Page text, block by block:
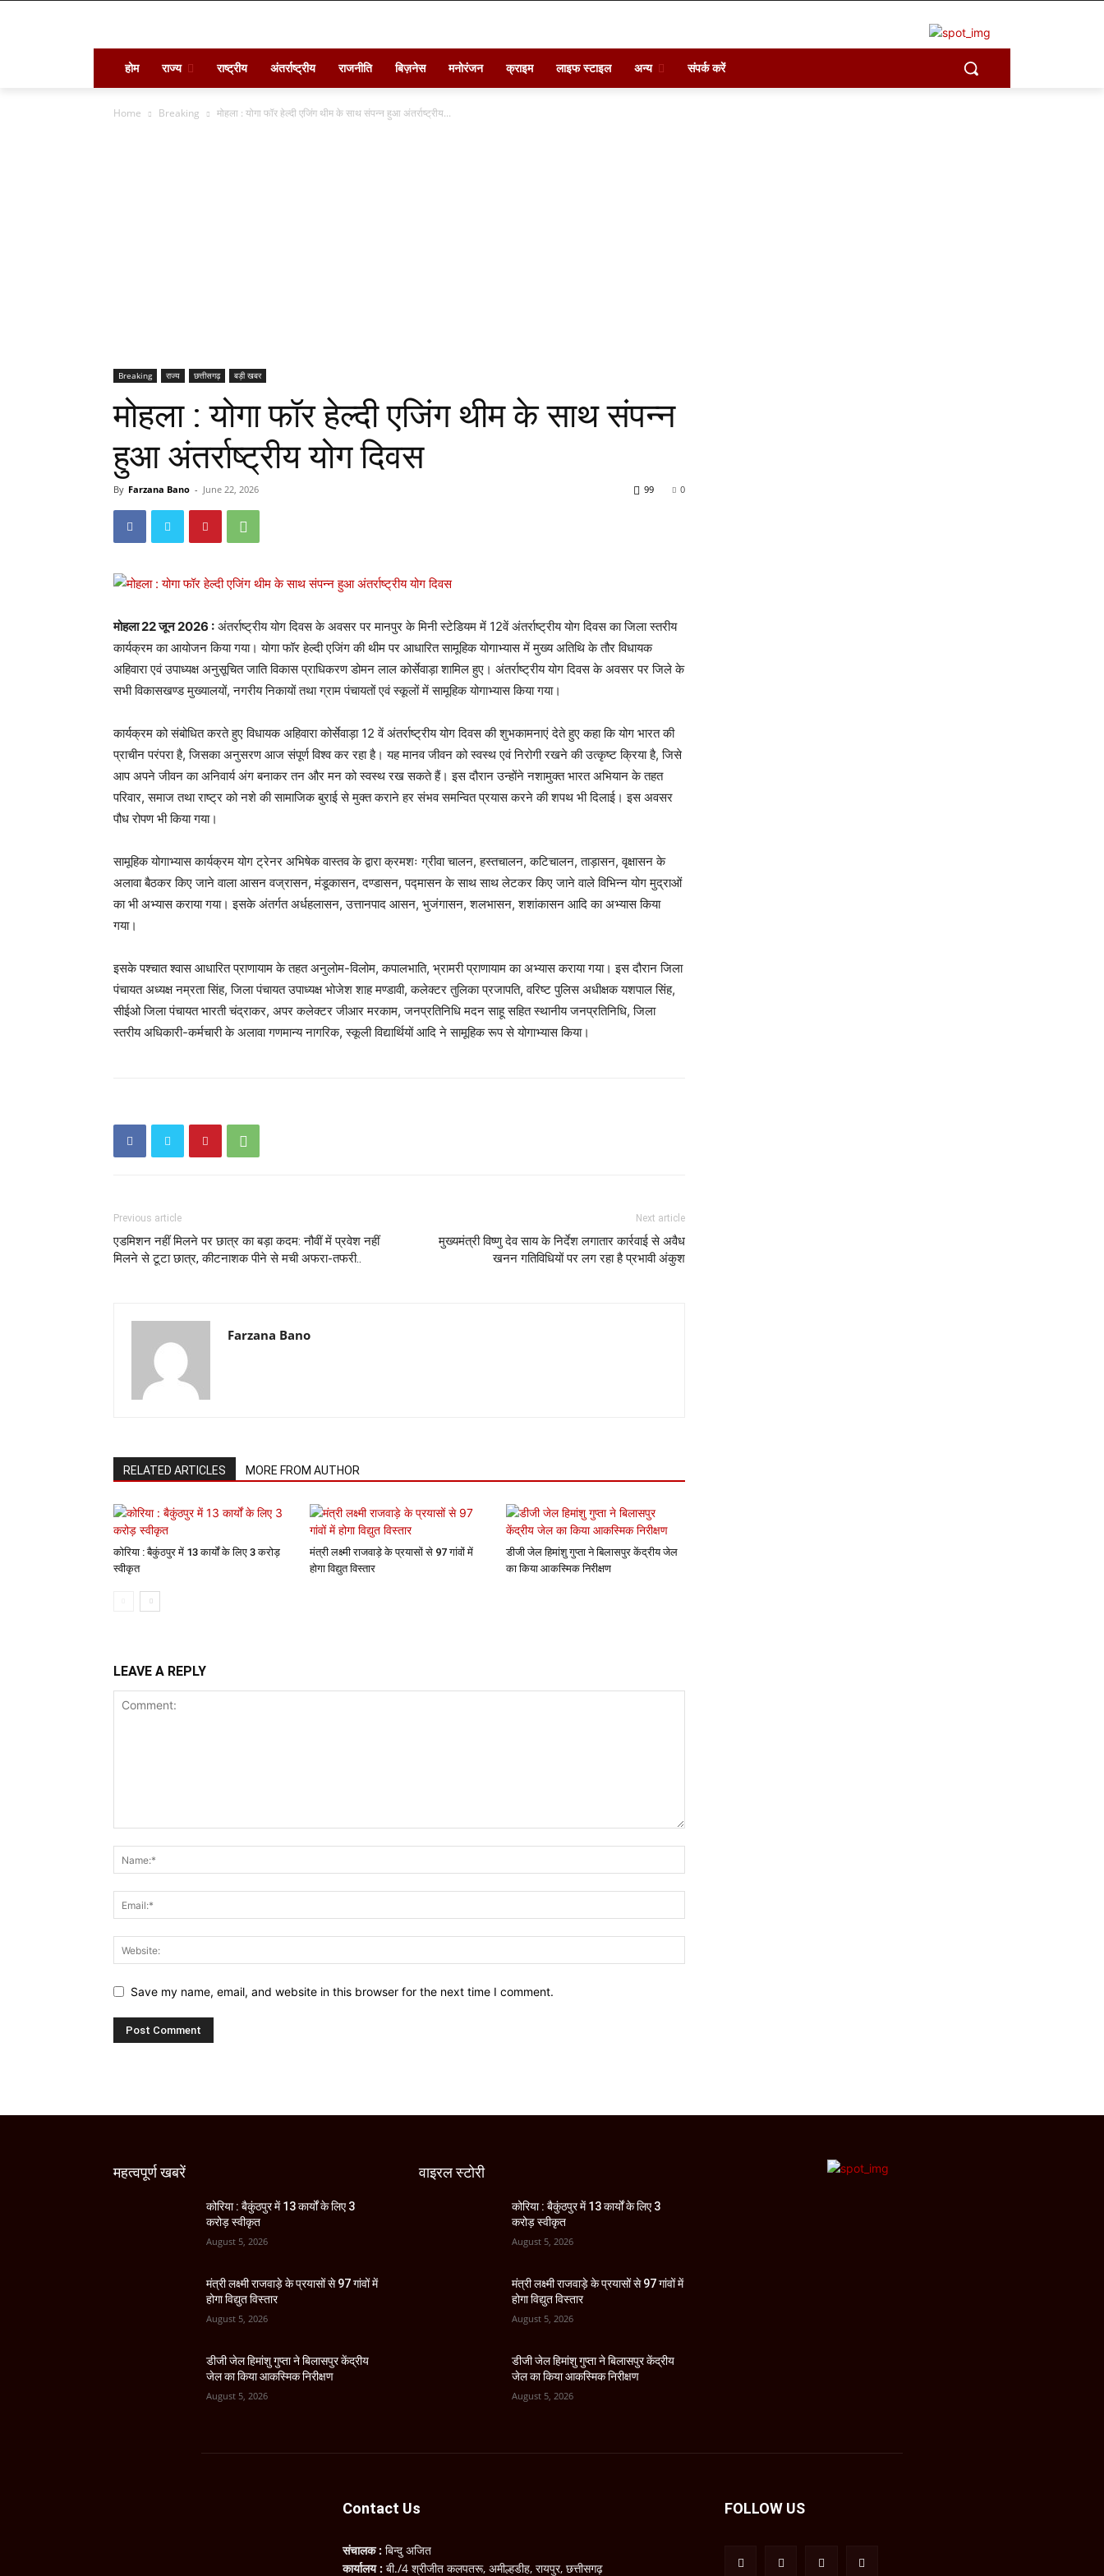
होम राज्य राष्ट्रीय अंतर्राष्ट्रीय राजनीति बिज़नेस मनोरंजन क्राइम लाइफ स्टाइल अन्य संपर्क करें
Home Breaking मोहला : योगा फॉर हेल्दी एजिंग थीम के साथ संपन्न हुआ अंतर्राष्ट्रीय...
Breaking राज्य छत्तीसगढ़ बड़ी खबर
मोहला : योगा फॉर हेल्दी एजिंग थीम के साथ संपन्न
हुआ अंतर्राष्ट्रीय योग दिवस
By Farzana Bano - June 22, 2026 0
99
मोहला 22 जून 2026 : अंतर्राष्ट्रीय योग दिवस के अवसर पर मानपुर के मिनी स्टेडियम में 12वें अंतर्राष्ट्रीय योग दिवस का जिला स्तरीय
कार्यक्रम का आयोजन किया गया। योगा फॉर हेल्दी एजिंग की थीम पर आधारित सामूहिक योगाभ्यास में मुख्य अतिथि के तौर विधायक
अहिवारा एवं उपाध्यक्ष अनुसूचित जाति विकास प्राधिकरण डोमन लाल कोर्सेवाड़ा शामिल हुए। अंतर्राष्ट्रीय योग दिवस के अवसर पर जिले के
सभी विकासखण्ड मुख्यालयों, नगरीय निकायों तथा ग्राम पंचायतों एवं स्कूलों में सामूहिक योगाभ्यास किया गया।
कार्यक्रम को संबोधित करते हुए विधायक अहिवारा कोर्सेवाड़ा 12 वें अंतर्राष्ट्रीय योग दिवस की शुभकामनाएं देते हुए कहा कि योग भारत की
प्राचीन परंपरा है, जिसका अनुसरण आज संपूर्ण विश्व कर रहा है। यह मानव जीवन को स्वस्थ एवं निरोगी रखने की उत्कृष्ट क्रिया है, जिसे
आप अपने जीवन का अनिवार्य अंग बनाकर तन और मन को स्वस्थ रख सकते हैं। इस दौरान उन्होंने नशामुक्त भारत अभियान के तहत
परिवार, समाज तथा राष्ट्र को नशे की सामाजिक बुराई से मुक्त कराने हर संभव समन्वित प्रयास करने की शपथ भी दिलाई। इस अवसर
पौध रोपण भी किया गया।
सामूहिक योगाभ्यास कार्यक्रम योग ट्रेनर अभिषेक वास्तव के द्वारा क्रमशः ग्रीवा चालन, हस्तचालन, कटिचालन, ताड़ासन, वृक्षासन के
अलावा बैठकर किए जाने वाला आसन वज्रासन, मंडूकासन, दण्डासन, पद्मासन के साथ साथ लेटकर किए जाने वाले विभिन्न योग मुद्राओं
का भी अभ्यास कराया गया। इसके अंतर्गत अर्धहलासन, उत्तानपाद आसन, भुजंगासन, शलभासन, शशांकासन आदि का अभ्यास किया
गया।
इसके पश्चात श्वास आधारित प्राणायाम के तहत अनुलोम-विलोम, कपालभाति, भ्रामरी प्राणायाम का अभ्यास कराया गया। इस दौरान जिला
पंचायत अध्यक्ष नम्रता सिंह, जिला पंचायत उपाध्यक्ष भोजेश शाह मण्डावी, कलेक्टर तुलिका प्रजापति, वरिष्ट पुलिस अधीक्षक यशपाल सिंह,
सीईओ जिला पंचायत भारती चंद्राकर, अपर कलेक्टर जीआर मरकाम, जनप्रतिनिधि मदन साहू सहित स्थानीय जनप्रतिनिधि, जिला
स्तरीय अधिकारी-कर्मचारी के अलावा गणमान्य नागरिक, स्कूली विद्यार्थियों आदि ने सामूहिक रूप से योगाभ्यास किया।
Previous article
एडमिशन नहीं मिलने पर छात्र का बड़ा कदम: नौवीं में प्रवेश नहीं
मिलने से टूटा छात्र, कीटनाशक पीने से मची अफरा-तफरी..
Next article
मुख्यमंत्री विष्णु देव साय के निर्देश लगातार कार्रवाई से अवैध
खनन गतिविधियों पर लग रहा है प्रभावी अंकुश
Farzana Bano
RELATED ARTICLES MORE FROM AUTHOR
कोरिया : बैकुंठपुर में 13 कार्यों के लिए 3 करोड़
स्वीकृत
मंत्री लक्ष्मी राजवाड़े के प्रयासों से 97 गांवों में
होगा विद्युत विस्तार
डीजी जेल हिमांशु गुप्ता ने बिलासपुर केंद्रीय जेल
का किया आकस्मिक निरीक्षण
LEAVE A REPLY
Save my name, email, and website in this browser for the next time I comment.
महत्वपूर्ण खबरें
कोरिया : बैकुंठपुर में 13 कार्यों के लिए 3
करोड़ स्वीकृत
August 5, 2026
मंत्री लक्ष्मी राजवाड़े के प्रयासों से 97 गांवों में
होगा विद्युत विस्तार
August 5, 2026
डीजी जेल हिमांशु गुप्ता ने बिलासपुर केंद्रीय
जेल का किया आकस्मिक निरीक्षण
August 5, 2026
वाइरल स्टोरी
कोरिया : बैकुंठपुर में 13 कार्यों के लिए 3
करोड़ स्वीकृत
August 5, 2026
मंत्री लक्ष्मी राजवाड़े के प्रयासों से 97 गांवों में
होगा विद्युत विस्तार
August 5, 2026
डीजी जेल हिमांशु गुप्ता ने बिलासपुर केंद्रीय
जेल का किया आकस्मिक निरीक्षण
August 5, 2026
Contact Us
संचालक : बिन्दु अजित
कार्यालय : बी./4 श्रीजीत कलपतरू, अमील्हडीह, रायपुर, छत्तीसगढ़
FOLLOW US